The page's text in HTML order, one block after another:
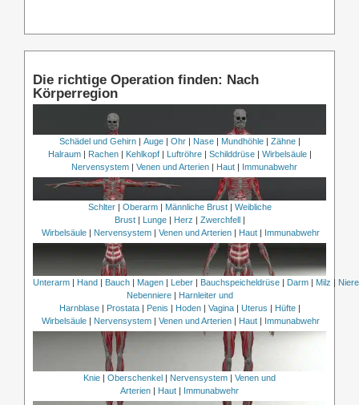
Die richtige Operation finden: Nach
Körperregion
Schädel und Gehirn| Auge| Ohr| Nase| Mundhöhle| Zähne|
Halraum| Rachen| Kehlkopf| Luftröhre| Schilddrüse| Wirbelsäule|
Nervensystem | Venen und Arterien | Haut | Immunabwehr
Schlter| Oberarm| Männliche Brust| Weibliche
Brust| Lunge| Herz | Zwerchfell|
Wirbelsäule | Nervensystem | Venen und Arterien | Haut | Immunabwehr
Unterarm| Hand| Bauch| Magen| Leber| Bauchspeicheldrüse| Darm| Milz |
Nebenniere| Harnleiter und
Harnblase| Prostata| Penis | Hoden| Vagina| Uterus | Hüfte|
Wirbelsäule | Nervensystem | Venen und Arterien | Haut | Immunabwehr
Knie Oberschenkel Nervensystem
Venen und
Arterien
Haut Immunabwehr